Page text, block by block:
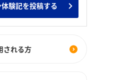
験記を投稿する
される方